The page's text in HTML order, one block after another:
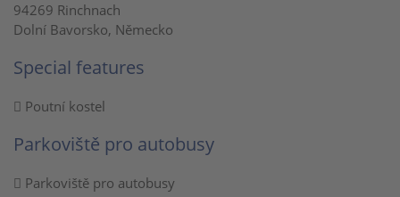
94269 Rinchnach
Dolní Bavorsko, Německo
Special features
Poutní kostel
Parkoviště pro autobusy
Parkoviště pro autobusy